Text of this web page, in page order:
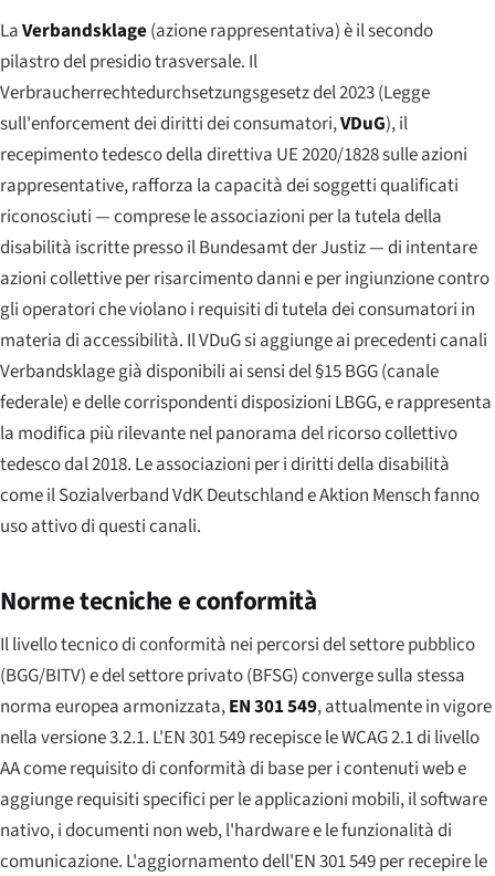
LaVerbandsklage(azione rappresentativa) è il secondo
pilastro del presidio trasversale. Il
Verbraucherrechtedurchsetzungsgesetzdel 2023 (Legge
sull'enforcement dei diritti dei consumatori,VDuG), il
recepimento tedesco della direttiva UE 2020/1828 sulle azioni
rappresentative, rafforza la capacità dei soggetti qualificati
riconosciuti — comprese le associazioni per la tutela della
disabilità iscritte presso il Bundesamt der Justiz — di intentare
azioni collettive per risarcimento danni e per ingiunzione contro
gli operatori che violano i requisiti di tutela dei consumatori in
materia di accessibilità. Il VDuG si aggiunge ai precedenti canali
Verbandsklage già disponibili ai sensi del §15 BGG (canale
federale) e delle corrispondenti disposizioni LBGG, e rappresenta
la modifica più rilevante nel panorama del ricorso collettivo
tedesco dal 2018. Le associazioni per i diritti della disabilità
come ilSozialverband VdK DeutschlandeAktion Menschfanno
uso attivo di questi canali.
Norme tecniche e conformità
Il livello tecnico di conformità nei percorsi del settore pubblico
(BGG/BITV) e del settore privato (BFSG) converge sulla stessa
norma europea armonizzata,EN 301 549, attualmente in vigore
nella versione 3.2.1. L'EN 301 549 recepisce le WCAG 2.1 di livello
AA come requisito di conformità di base per i contenuti web e
aggiunge requisiti specifici per le applicazioni mobili, il software
nativo, i documenti non web, l'hardware e le funzionalità di
comunicazione. L'aggiornamento dell'EN 301 549 per recepire le